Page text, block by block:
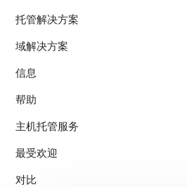
托管解决方案
域解决方案
信息
帮助
主机托管服务
最受欢迎
对比